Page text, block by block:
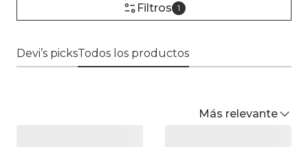
Filtros 1
Devi’s picksTodos los productos
Más relevante